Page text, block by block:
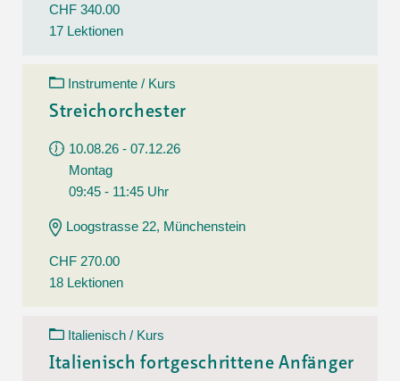
CHF 340.00
17 Lektionen
Instrumente / Kurs
Streichorchester
10.08.26 - 07.12.26
Montag
09:45 - 11:45 Uhr
Loogstrasse 22, Münchenstein
CHF 270.00
18 Lektionen
Italienisch / Kurs
Italienisch fortgeschrittene Anfänger